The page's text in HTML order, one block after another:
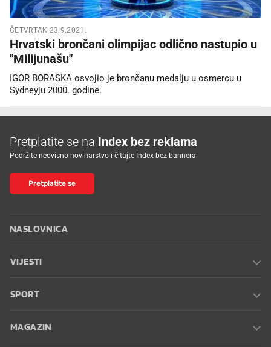
ČETVRTAK 23.9.2021.
Hrvatski brončani olimpijac odlično nastupio u
"Milijunašu"
IGOR BORASKA osvojio je brončanu medalju u osmercu u
Sydneyju 2000. godine.
Pretplatite se na Index bez reklama
Podržite neovisno novinarstvo i čitajte Index bez bannera.
Pretplatite se
NASLOVNICA
VIJESTI
SPORT
MAGAZIN